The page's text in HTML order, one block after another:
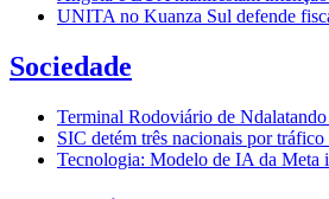
UNITA no Kuanza Sul defende
Sociedade
Terminal Rodoviário de Ndalatando
SIC detém três nacionais por
Tecnologia: Modelo de IA da Meta